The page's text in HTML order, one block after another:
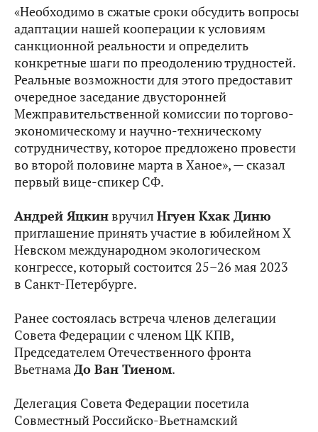
«Необходимо в сжатые сроки обсудить вопросы
адаптации нашей кооперации к условиям
санкционной реальности и определить
конкретные шаги по преодолению трудностей.
Реальные возможности для этого предоставит
очередное заседание двусторонней
Межправительственной комиссии по торгово-
экономическому и научно-техническому
сотрудничеству, которое предложено провести
во второй половине марта в Ханое», — сказал
первый вице-спикер СФ.
Андрей Яцкинвручил Нгуен Кхак Диню
приглашение принять участие в юбилейном X
Невском международном экологическом
конгрессе, который состоится 25–26 мая 2023
в Санкт-Петербурге.
Ранее состоялась встреча членов делегации
Совета Федерации с членом ЦК КПВ,
Председателем Отечественного фронта
ВьетнамаДо Ван Тиеном.
Делегация Совета Федерации посетила
Совместный Российско-Вьетнамский